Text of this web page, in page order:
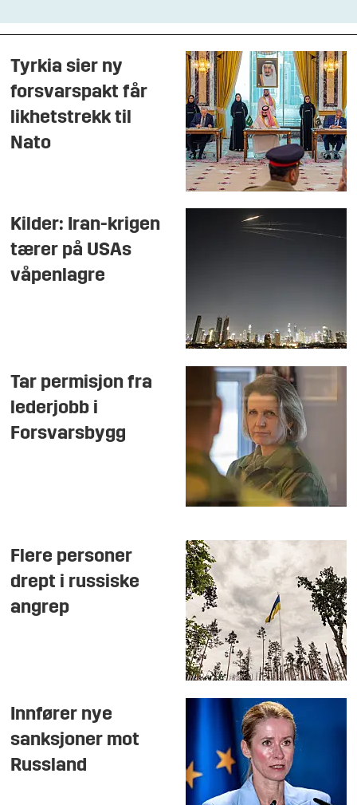
Tyrkia sier ny
forsvarspakt får
likhetstrekk til
Nato
Kilder: Iran-krigen
tærer på USAs
våpenlagre
Tar permisjon fra
lederjobb i
Forsvarsbygg
Flere personer
drept i russiske
angrep
Innfører nye
sanksjoner mot
Russland